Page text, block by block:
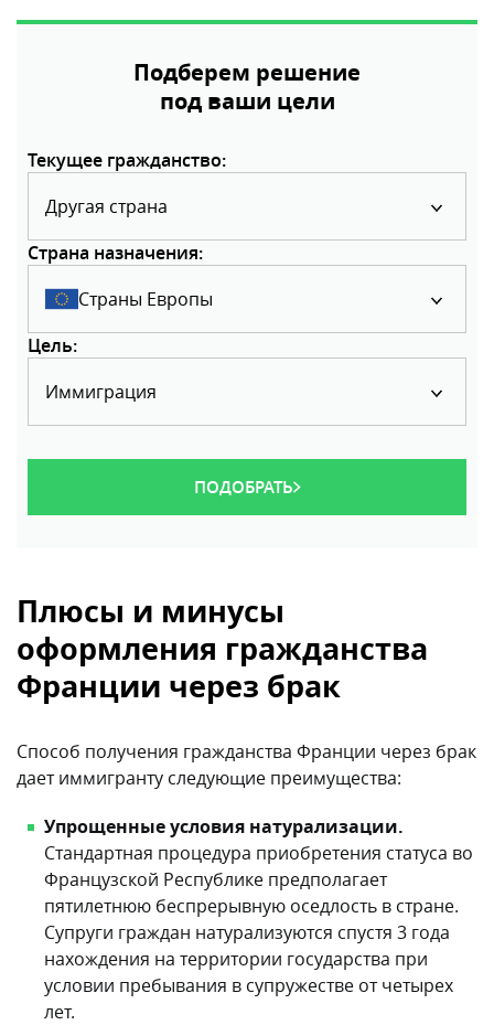
Подберем решение
под ваши цели
Текущее гражданство:
Другая страна
Страна назначения:
Страны Европы
Цель:
Иммиграция
ПОДОБРАТЬ
Плюсы и минусы
оформления гражданства
Франции через брак
Способ получения гражданства Франции через брак
дает иммигранту следующие преимущества:
Упрощенные условия натурализации.
Стандартная процедура приобретения статуса во
Французской Республике предполагает
пятилетнюю беспрерывную оседлость в стране.
Супруги граждан натурализуются спустя 3 года
нахождения на территории государства при
условии пребывания в супружестве от четырех
лет.